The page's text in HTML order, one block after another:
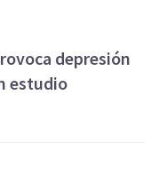
depresión
estudio